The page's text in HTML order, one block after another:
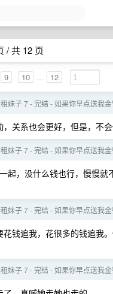
/ 共 12 页
9 10 ... 12
妹子 7 - 完结 - 如果你早点送我
关系也会更好，但是，不
妹子 7 - 完结 - 如果你早点送我
起，没什么钱也行，慢慢
妹子 7 - 完结 - 如果你早点送我
钱追我，花很多的钱追我
妹子 7 - 完结 - 如果你早点送我